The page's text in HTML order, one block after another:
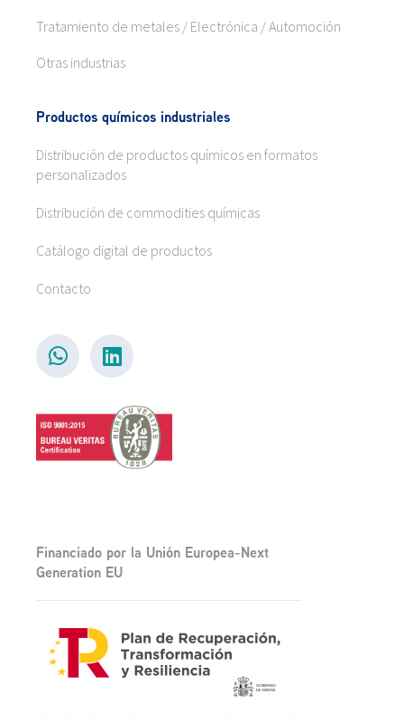
Tratamiento de metales / Electrónica / Automoción
Otras industrias
Productos químicos industriales
Distribución de productos químicos en formatos
personalizados
Distribución de commodities químicas
Catálogo digital de productos
Contacto
Financiado por la Unión Europea-Next
Generation EU